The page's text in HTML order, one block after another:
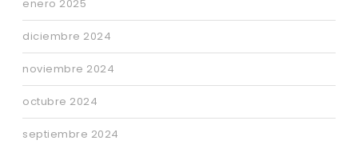
enero 2025
diciembre 2024
noviembre 2024
octubre 2024
septiembre 2024